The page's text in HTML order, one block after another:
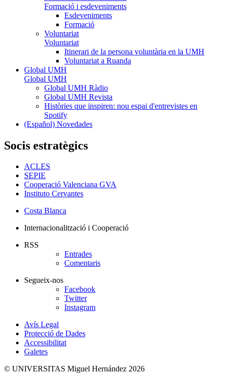
Formació i esdeveniments
Esdeveniments
Formació
Voluntariat
Voluntariat
Itinerari de la persona voluntària en la UMH
Voluntariat a Ruanda
Global UMH
Global UMH
Global UMH Ràdio
Global UMH Revista
Històries que inspiren: nou espai d'entrevistes en
Spotify
(Español) Novedades
Socis estratègics
ACLES
SEPIE
Cooperació Valenciana GVA
Instituto Cervantes
Costa Blanca
Internacionalització i Cooperació
RSS
Entrades
Comentaris
Segueix-nos
Facebook
Twitter
Instagram
Avís Legal
Protecció de Dades
Accessibilitat
Galetes
© UNIVERSITAS Miguel Hernández 2026